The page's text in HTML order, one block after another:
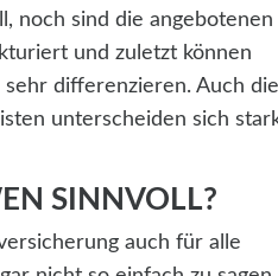
noch sind die angebotenen
und zuletzt können
differenzieren. Auch die
unterscheiden sich
SINNVOLL?
auch für alle